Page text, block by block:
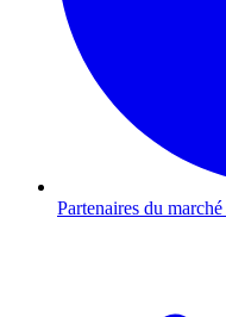
Partenaires du marché